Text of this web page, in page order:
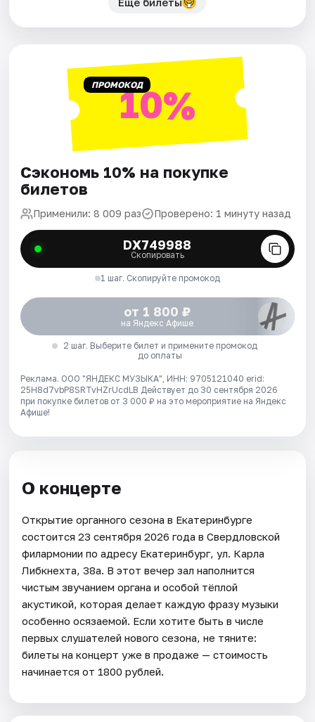
ПРОМОКОД10%
Сэкономь 10% на покупке
билетов
Применили: 8 009 раз Проверено: 1 минуту назад
DX749988
Скопировать
1 шаг. Скопируйте промокод
от 1 800 ₽
на Яндекс Афише
2 шаг. Выберите билет и примените промокод
до оплаты
Реклама. ООО "ЯНДЕКС МУЗЫКА", ИНН: 9705121040 erid:
25H8d7vbP8SRTvHZrUcdLB Действует до 30 сентября 2026
при покупке билетов от 3 000 ₽ на это мероприятие на Яндекс
Афише!
О концерте
Открытие органного сезона в Екатеринбурге
состоится 23 сентября 2026 года в Свердловской
филармонии по адресу Екатеринбург, ул. Карла
Либкнехта, 38а. В этот вечер зал наполнится
чистым звучанием органа и особой тёплой
акустикой, которая делает каждую фразу музыки
особенно осязаемой. Если хотите быть в числе
первых слушателей нового сезона, не тяните:
билеты на концерт уже в продаже — стоимость
начинается от 1800 рублей.